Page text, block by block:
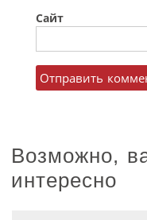
Сайт
Возможно,
интересно